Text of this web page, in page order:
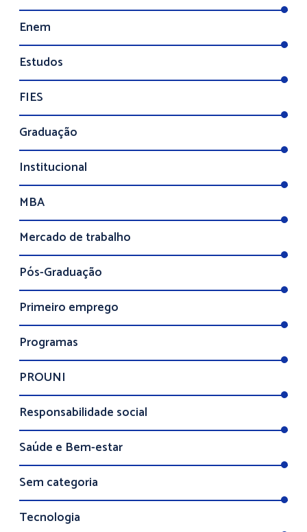
Enem
Estudos
FIES
Graduação
Institucional
MBA
Mercado de trabalho
Pós-Graduação
Primeiro emprego
Programas
PROUNI
Responsabilidade social
Saúde e Bem-estar
Sem categoria
Tecnologia